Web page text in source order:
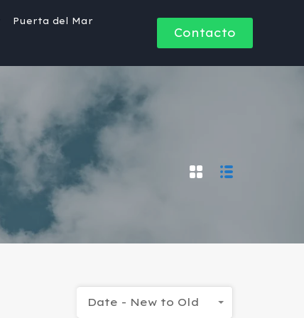
Puerta del Mar
Contacto
Date - New to Old